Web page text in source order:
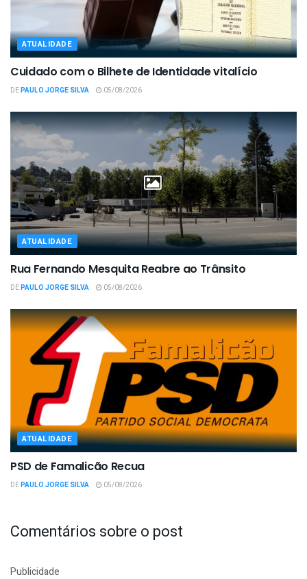
ATUALIDADE
Cuidado com o Bilhete de Identidade vitalício
DEPAULO JORGE SILVA 05/08/2026
ATUALIDADE
Rua Fernando Mesquita Reabre ao Trânsito
DEPAULO JORGE SILVA 05/08/2026
ATUALIDADE
PSD de Famalicão Recua
DEPAULO JORGE SILVA 05/08/2026
Comentários sobre o post
Publicidade